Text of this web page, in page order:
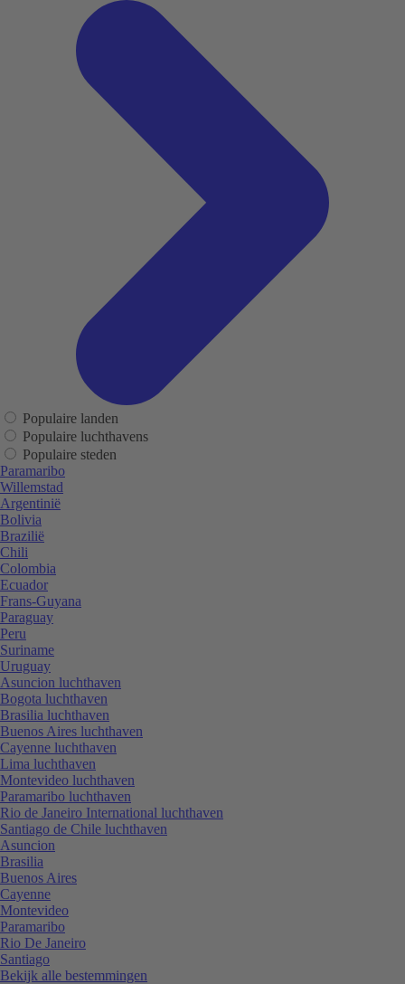
Populaire landen
Populaire luchthavens
Populaire steden
Paramaribo
Willemstad
Argentinië
Bolivia
Brazilië
Chili
Colombia
Ecuador
Frans-Guyana
Paraguay
Peru
Suriname
Uruguay
Asuncion luchthaven
Bogota luchthaven
Brasilia luchthaven
Buenos Aires luchthaven
Cayenne luchthaven
Lima luchthaven
Montevideo luchthaven
Paramaribo luchthaven
Rio de Janeiro International luchthaven
Santiago de Chile luchthaven
Asuncion
Brasilia
Buenos Aires
Cayenne
Montevideo
Paramaribo
Rio De Janeiro
Santiago
Bekijk alle bestemmingen